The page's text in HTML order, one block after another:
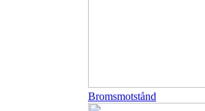
Bromsmotstånd